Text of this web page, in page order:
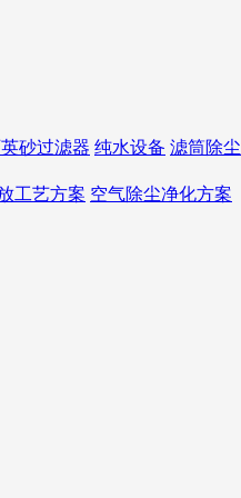
砂过滤器 纯水设备 滤筒除
工艺方案 空气除尘净化方案